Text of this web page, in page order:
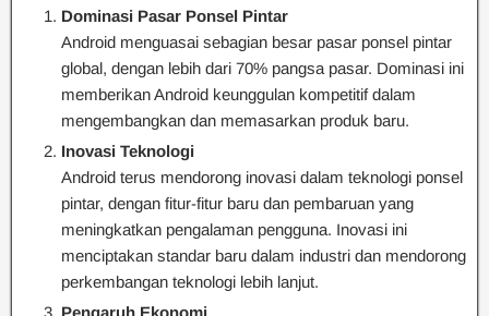
Dominasi Pasar Ponsel Pintar
Android menguasai sebagian besar pasar ponsel pintar
global, dengan lebih dari 70% pangsa pasar. Dominasi ini
memberikan Android keunggulan kompetitif dalam
mengembangkan dan memasarkan produk baru.
Inovasi Teknologi
Android terus mendorong inovasi dalam teknologi ponsel
pintar, dengan fitur-fitur baru dan pembaruan yang
meningkatkan pengalaman pengguna. Inovasi ini
menciptakan standar baru dalam industri dan mendorong
perkembangan teknologi lebih lanjut.
Pengaruh Ekonomi